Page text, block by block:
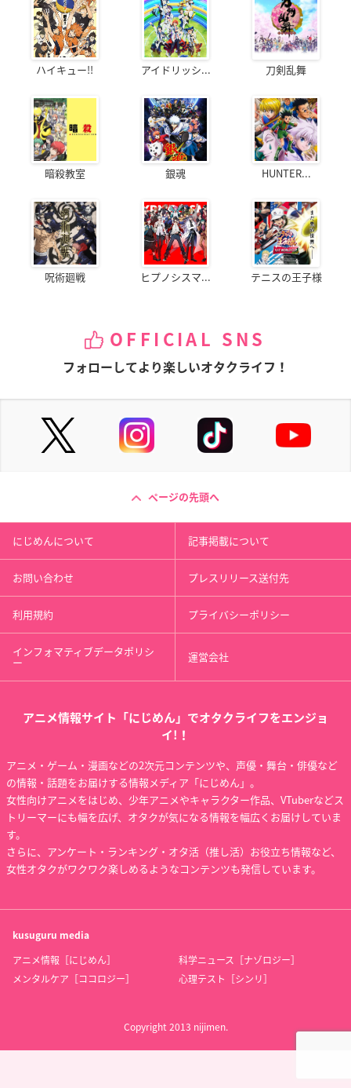
ハイキュー!! アイドリッシ... 刀剣乱舞
暗殺教室 銀魂 HUNTER...
呪術廻戦 ヒプノシスマ... テニスの王子様
OFFICIAL SNS
フォローしてより楽しいオタクライフ！
ページの先頭へ
にじめんについて 記事掲載について
お問い合わせ プレスリリース送付先
利用規約 プライバシーポリシー
インフォマティブデータポリシ
ー 運営会社
アニメ情報サイト「にじめん」でオタクライフをエンジョ
イ!！
アニメ・ゲーム・漫画などの2次元コンテンツや、声優・舞台・俳優など
の情報・話題をお届けする情報メディア「にじめん」。
女性向けアニメをはじめ、少年アニメやキャラクター作品、VTuberなどス
トリーマーにも幅を広げ、オタクが気になる情報を幅広くお届けしていま
す。
さらに、アンケート・ランキング・オタ活（推し活）お役立ち情報など、
女性オタクがワクワク楽しめるようなコンテンツも発信しています。
kusuguru media
アニメ情報［にじめん］
科学ニュース［ナゾロジー］
メンタルケア［ココロジー］
心理テスト［シンリ］
Copyright 2013 nijimen.